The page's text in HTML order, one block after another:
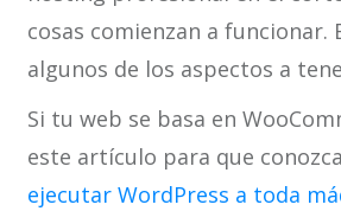
cosas comienzan a funcionar.
algunos de los aspectos a
Si tu web se basa en
este artículo para que
ejecutar WordPress a toda